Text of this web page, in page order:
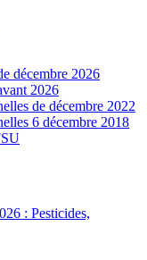
décembre 2026
2026
de décembre 2022
6 décembre 2018
: Pesticides,